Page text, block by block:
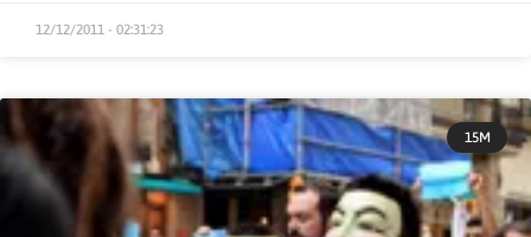
12/12/2011 - 02:31:23
15M